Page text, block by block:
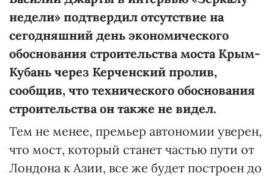
недели» подтвердил отсутствие на
сегодняшний день экономического
обоснования строительства моста Крым-
Кубань через Керченский пролив,
сообщив, что технического обоснования
строительства он также не видел.
Тем не менее, премьер автономии уверен,
что мост, который станет частью пути от
Лондона к Азии, все же будет построен до